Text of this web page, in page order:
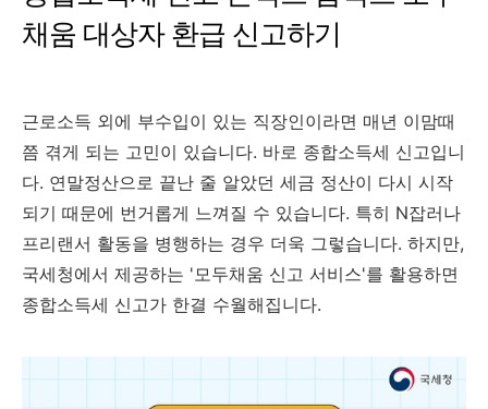
채움 대상자 환급 신고하기
근로소득 외에 부수입이 있는 직장인이라면 매년 이맘때
쯤 겪게 되는 고민이 있습니다. 바로 종합소득세 신고입니
다. 연말정산으로 끝난 줄 알았던 세금 정산이 다시 시작
되기 때문에 번거롭게 느껴질 수 있습니다. 특히 N잡러나
프리랜서 활동을 병행하는 경우 더욱 그렇습니다. 하지만,
국세청에서 제공하는 '모두채움 신고 서비스'를 활용하면
종합소득세 신고가 한결 수월해집니다.